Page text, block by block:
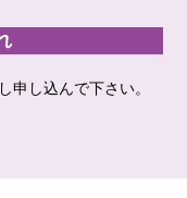
申し込んで下さい。